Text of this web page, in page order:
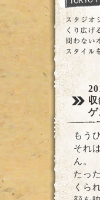
もう
それ
ん。
たっ
くら